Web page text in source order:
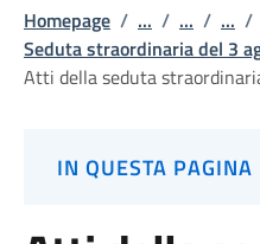
Homepage / ... / ... / ... /
Seduta straordinaria del 3
Atti della seduta
IN QUESTA PAGINA